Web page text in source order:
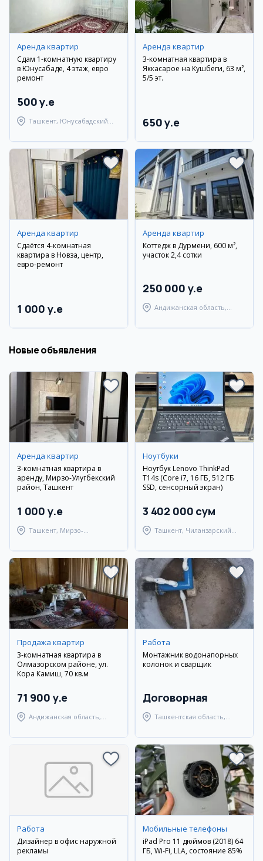
Аренда квартир
Сдам 1-комнатную квартиру
в Юнусабаде, 4 этаж, евро
ремонт
500 y.e
Ташкент, Юнусабадский
Аренда квартир
3-комнатная квартира в
Яккасарое на Кушбеги, 63 м²,
5/5 эт.
650 y.e
Аренда квартир
Сдаётся 4-комнатная
квартира в Новза, центр,
евро-ремонт
1 000 y.e
Аренда квартир
Коттедж в Дурмени, 600 м²,
участок 2,4 сотки
250 000 y.e
Андижанская область,
Новые объявления
Аренда квартир
3-комнатная квартира в
аренду, Мирзо-Улугбекский
район, Ташкент
1 000 y.e
Ташкент, Мирзо-
Ноутбуки
Ноутбук Lenovo ThinkPad
T14s (Core i7, 16 ГБ, 512 ГБ
SSD, сенсорный экран)
3 402 000 сум
Ташкент, Чиланзарский
Продажа квартир
3-комнатная квартира в
Олмазорском районе, ул.
Кора Камиш, 70 кв.м
71 900 y.e
Андижанская область,
Работа
Монтажник водонапорных
колонок и сварщик
Договорная
Ташкентская область,
Работа
Дизайнер в офис наружной
рекламы
Мобильные телефоны
iPad Pro 11 дюймов (2018) 64
ГБ, Wi-Fi, LLA, состояние 85%